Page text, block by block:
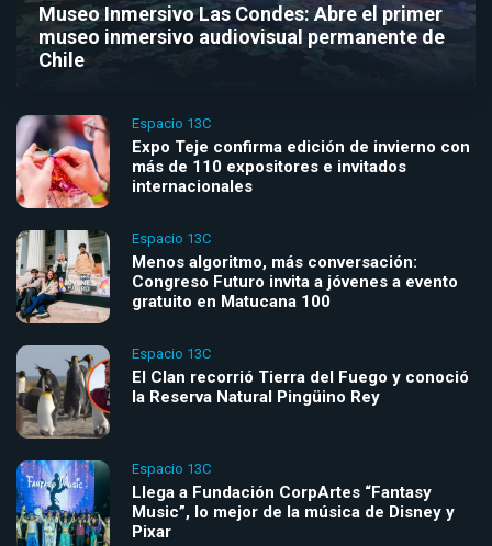
Museo Inmersivo Las Condes: Abre el primer
museo inmersivo audiovisual permanente de
Chile
Espacio 13C
Expo Teje confirma edición de invierno con
más de 110 expositores e invitados
internacionales
Espacio 13C
Menos algoritmo, más conversación:
Congreso Futuro invita a jóvenes a evento
gratuito en Matucana 100
Espacio 13C
El Clan recorrió Tierra del Fuego y conoció
la Reserva Natural Pingüino Rey
Espacio 13C
Llega a Fundación CorpArtes “Fantasy
Music”, lo mejor de la música de Disney y
Pixar